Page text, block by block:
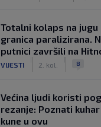
Totalni kolaps na jugu
granica paralizirana.
putnici završili na
VIJESTI 2. kol. 8
Većina ljudi koristi
rezanje: Poznati
kune u ovu